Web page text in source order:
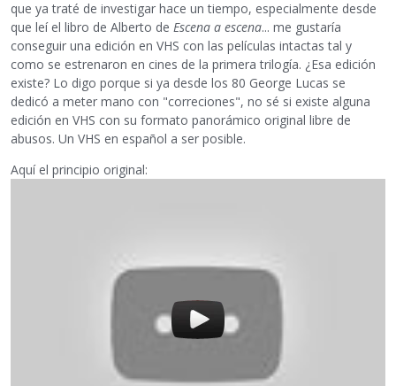
que ya traté de investigar hace un tiempo, especialmente desde
que leí el libro de Alberto de Escena a escena... me gustaría
conseguir una edición en VHS con las películas intactas tal y
como se estrenaron en cines de la primera trilogía. ¿Esa edición
existe? Lo digo porque si ya desde los 80 George Lucas se
dedicó a meter mano con "correciones", no sé si existe alguna
edición en VHS con su formato panorámico original libre de
abusos. Un VHS en español a ser posible.
Aquí el principio original: